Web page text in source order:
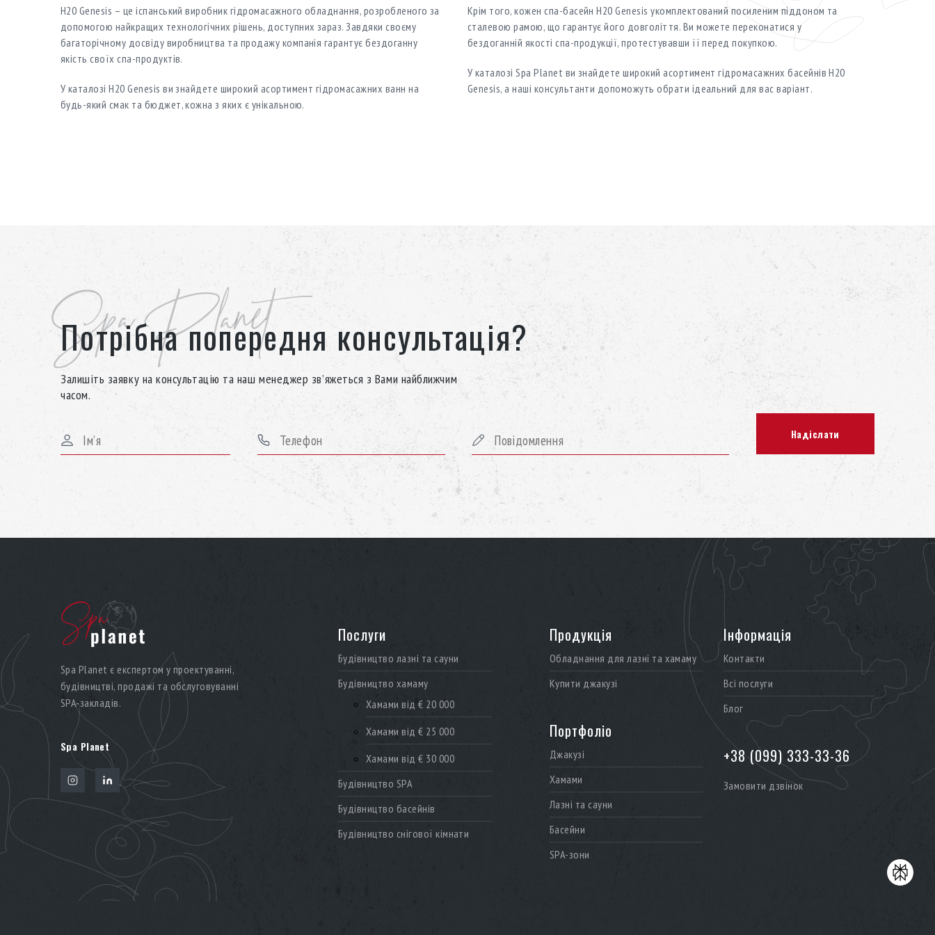
H20 Genesis – це іспанський виробник гідромасажного обладнання, розробленого за
допомогою найкращих технологічних рішень, доступних зараз. Завдяки своєму
багаторічному досвіду виробництва та продажу компанія гарантує бездоганну
якість своїх спа-продуктів.
У каталозі H20 Genesis ви знайдете широкий асортимент гідромасажних ванн на
будь-який смак та бюджет, кожна з яких є унікальною.
Крім того, кожен спа-басейн H20 Genesis укомплектований посиленим піддоном та
сталевою рамою, що гарантує його довголіття. Ви можете переконатися у
бездоганній якості спа-продукції, протестувавши її перед покупкою.
У каталозі Spa Planet ви знайдете широкий асортимент гідромасажних басейнів H20
Genesis, а наші консультанти допоможуть обрати ідеальний для вас варіант.
Spa Planet
Потрібна попередня консультація?
Залишіть заявку на консультацію та наш менеджер зв’яжеться з Вами найближчим
часом.
Spa Planet є експертом у проектуванні,
будівництві, продажі та обслуговуванні
SPA-закладів.
Spa Planet
Послуги
Будівництво лазні та сауни
Будівництво хамаму
Хамами від € 20 000
Хамами від € 25 000
Хамами від € 30 000
Будівництво SPA
Будівництво басейнів
Будівництво снігової кімнати
Продукція
Обладнання для лазні та хамаму
Купити джакузі
Портфоліо
Джакузі
Хамами
Лазні та сауни
Басейни
SPA-зони
Інформація
Контакти
Всі послуги
Блог
+38 (099) 333-33-36
Замовити дзвінок